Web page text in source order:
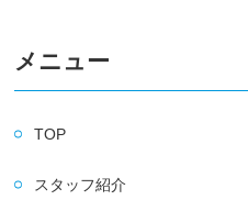
メニュー
TOP
スタッフ紹介